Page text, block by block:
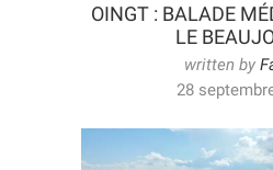
OINGT : BALADE
LE
written by
28